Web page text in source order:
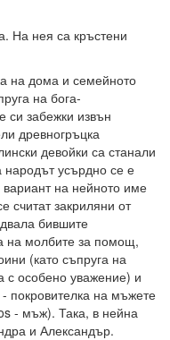
На нея са кръстени
на дома и семейното
на бога-
си забежки извън
древногръцка
девойки са станали
народът усърдно се е
на нейното име
считат закриляни от
бившите
на молбите за помощ,
(като съпруга на
с особено уважение) и
покровителка на мъжете
- мъж). Така, в нейна
и Александър.